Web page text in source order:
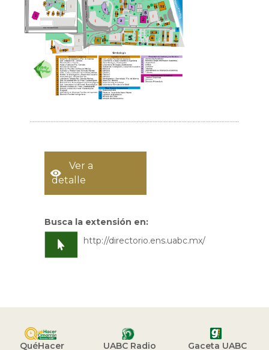
Ver a
detalle
Busca la extensión en:
http://directorio.ens.uabc.mx/
QuéHacer
UABC Radio Gaceta UABC